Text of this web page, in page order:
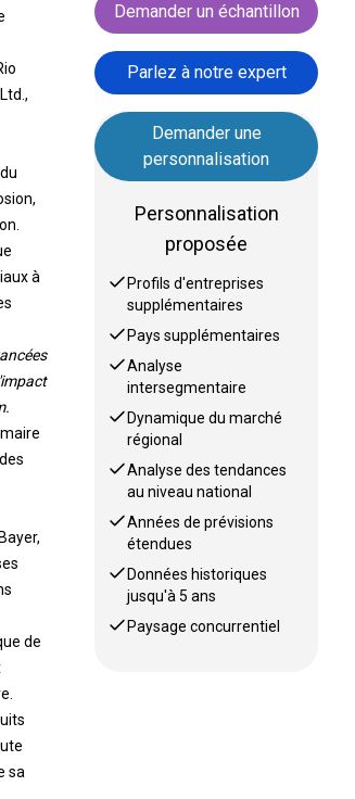
à
de
sa
Demander un échantillon
Parlez à notre expert
Demander une
personnalisation
Personnalisation
proposée
Profils d'entreprises
supplémentaires
Pays supplémentaires
Analyse
intersegmentaire
Dynamique du marché
régional
Analyse des tendances
au niveau national
Années de prévisions
étendues
Données historiques
jusqu'à 5 ans
Paysage concurrentiel